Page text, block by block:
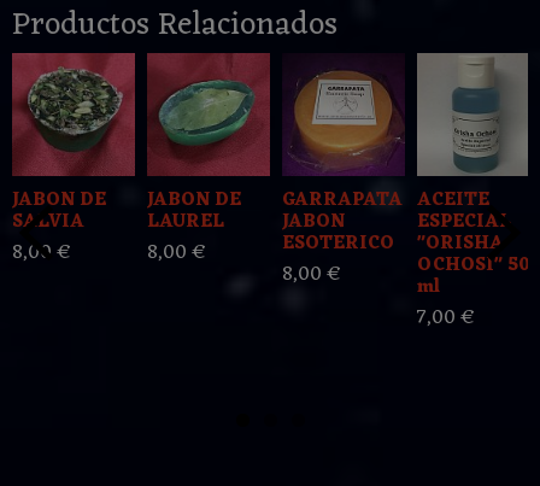
Productos Relacionados
JABON DE
SALVIA
8,00 €
JABON DE
LAUREL
8,00 €
GARRAPATA
JABON
ESOTERICO
8,00 €
ACEITE
ESPECIAL
"ORISHA
OCHOSI" 50
ml
7,00 €